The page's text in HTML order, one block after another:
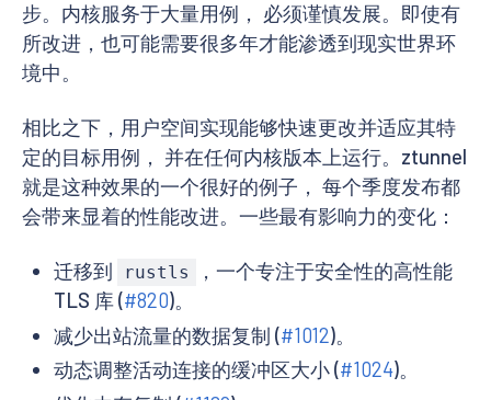
步。内核服务于大量用例， 必须谨慎发展。即使有
所改进，也可能需要很多年才能渗透到现实世界环
境中。
相比之下，用户空间实现能够快速更改并适应其特
定的目标用例， 并在任何内核版本上运行。ztunnel
就是这种效果的一个很好的例子， 每个季度发布都
会带来显着的性能改进。一些最有影响力的变化：
迁移到 rustls
，一个专注于安全性的高性能
TLS 库 (#820)。
减少出站流量的数据复制 (#1012)。
动态调整活动连接的缓冲区大小 (#1024)。